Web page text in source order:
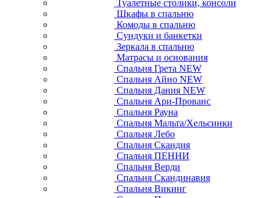
Туалетные столики, консоли
Шкафы в спальню
Комоды в спальню
Сундуки и банкетки
Зеркала в спальню
Матрасы и основания
Спальня Грета NEW
Спальня Айно NEW
Спальня Дания NEW
Спальня Ари-Прованс
Спальня Рауна
Спальня Мальта/Хельсинки
Спальня Лебо
Спальня Скандия
Спальня ПЕННИ
Спальня Верди
Спальня Скандинавия
Спальня Викинг